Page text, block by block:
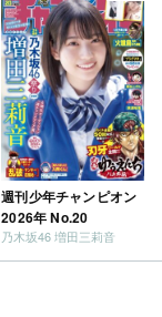
週刊少年チャンピオン
2026年 No.20
乃木坂46 増田三莉音